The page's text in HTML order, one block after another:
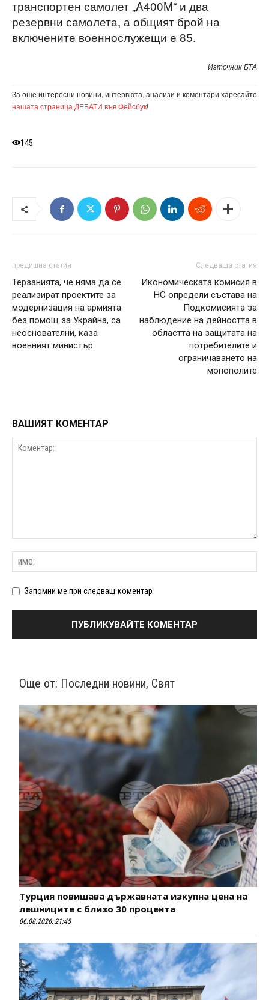
транспортен самолет „A400M“ и два
резервни самолета, а общият брой на
включените военнослужещи е 85.
Източник БТА
За още интересни новини, интервюта, анализи и коментари харесайте
нашата страница ДЕБАТИ във Фейсбук!
145
предишна статия
Терзанията, че няма да се
реализират проектите за
модернизация на армията
без помощ за Украйна, са
неоснователни, каза
военният министър
Следваща статия
Икономическата комисия в
НС определи състава на
Подкомисията за
наблюдение на дейността в
областта на защитата на
потребителите и
ограничаването на
монополите
ВАШИЯТ КОМЕНТАР
Запомни ме при следващ коментар
Още от: Последни новини, Свят
Турция повишава държавната изкупна цена на
лешниците с близо 30 процента
06.08.2026, 21:45